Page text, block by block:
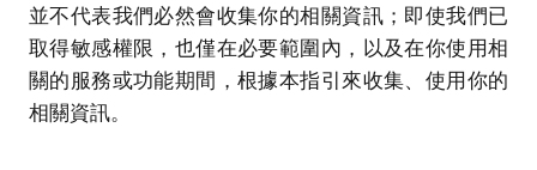
並不代表我們必然會收集你的相關資訊；即使我們已
取得敏感權限，也僅在必要範圍內，以及在你使用相
關的服務或功能期間，根據本指引來收集、使用你的
相關資訊。